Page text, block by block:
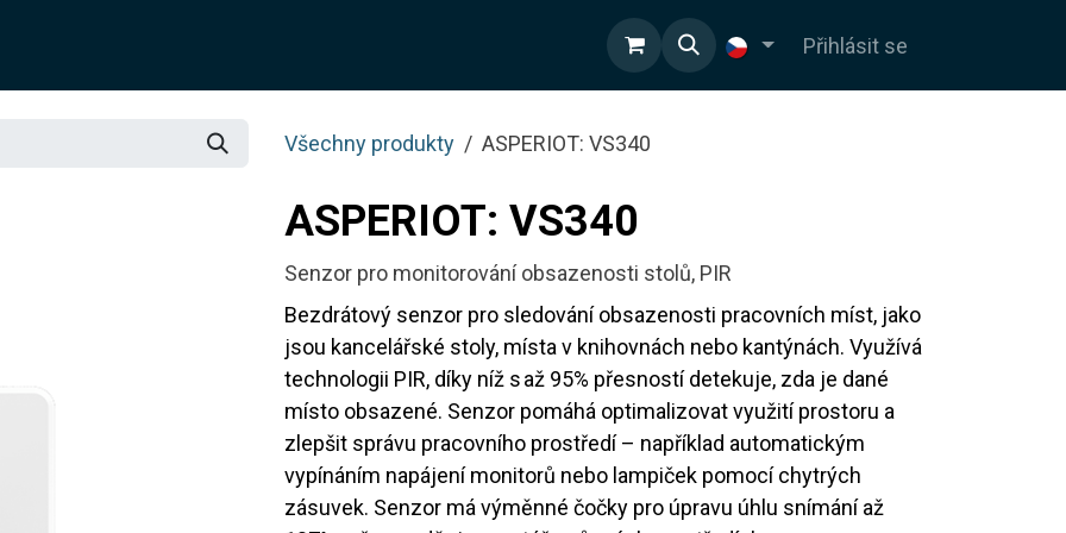
Přihlásit se
Všechny produkty ASPERIOT: VS340
ASPERIOT: VS340
Senzor pro monitorování obsazenosti stolů, PIR
Bezdrátový senzor pro sledování obsazenosti pracovních míst, jako
jsou kancelářské stoly, místa v knihovnách nebo kantýnách. Využívá
technologii PIR, díky níž s až 95% přesností detekuje, zda je dané
místo obsazené. Senzor pomáhá optimalizovat využití prostoru a
zlepšit správu pracovního prostředí – například automatickým
vypínáním napájení monitorů nebo lampiček pomocí chytrých
zásuvek. Senzor má výměnné čočky pro úpravu úhlu snímání až